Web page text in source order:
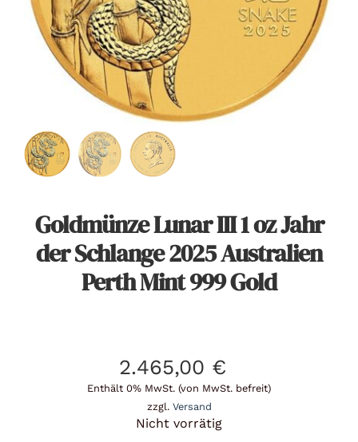
Kontakt
Mein Konto
Goldmünze Lunar III 1 oz Jahr
der Schlange 2025 Australien
Perth Mint 999 Gold
2.465,00 €
Enthält 0% MwSt. (von MwSt. befreit)
zzgl. Versand
Nicht vorrätig